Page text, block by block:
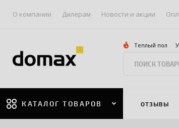
О компании Дилерам Новости и акции
Теплый пол
КАТАЛОГ ТОВАРОВ ОТЗЫВЫ